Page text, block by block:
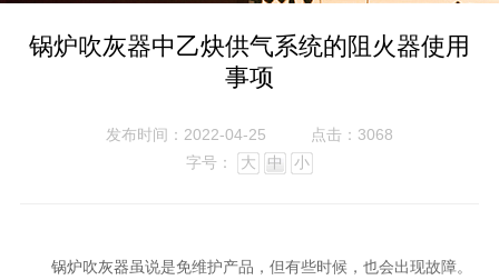
锅炉吹灰器中乙炔供气系统的阻火器使用
事项
发布时间：2022-04-25
点击：3068
字号：
大 中 小
锅炉吹灰器虽说是免维护产品，但有些时候，也会出现故障。